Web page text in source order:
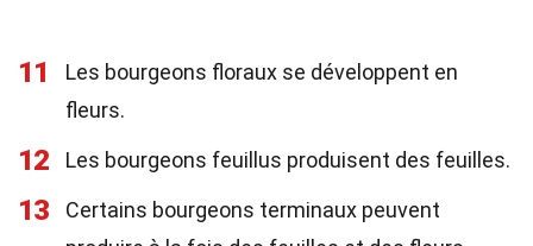
11
Les bourgeons floraux se développent en
fleurs.
12 Les bourgeons feuillus produisent des feuilles.
13
Certains bourgeons terminaux peuvent